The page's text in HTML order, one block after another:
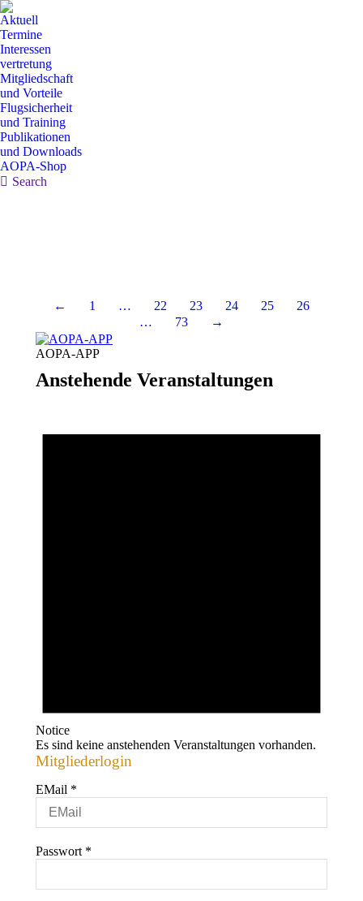
Aktuell
Termine
Interessen
vertretung
Mitgliedschaft
und Vorteile
Flugsicherheit
und Training
Publikationen
und Downloads
AOPA-Shop
Search:
Search
← 1 … 22 23 24 25
26
…
73 →
AOPA-APP
Anstehende Veranstaltungen
Notice
Es sind keine anstehenden Veranstaltungen vorhanden.
Mitgliederlogin
EMail *
Passwort *